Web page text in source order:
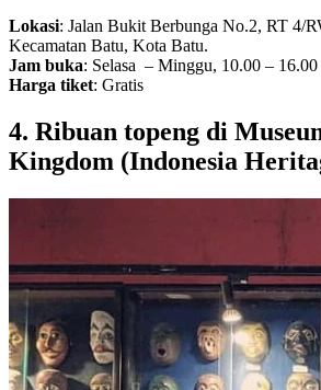
Lokasi: Jalan Bukit Berbunga No.2, RT 4/
Kecamatan Batu, Kota Batu.
Jam buka: Selasa – Minggu, 10.00 – 16.00
Harga tiket: Gratis
4. Ribuan topeng di
Kingdom (Indonesia